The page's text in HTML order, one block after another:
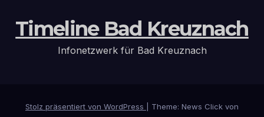
Timeline Bad Kreuznach
Infonetzwerk für Bad Kreuznach
Stolz präsentiert von WordPress
Theme: News Click von